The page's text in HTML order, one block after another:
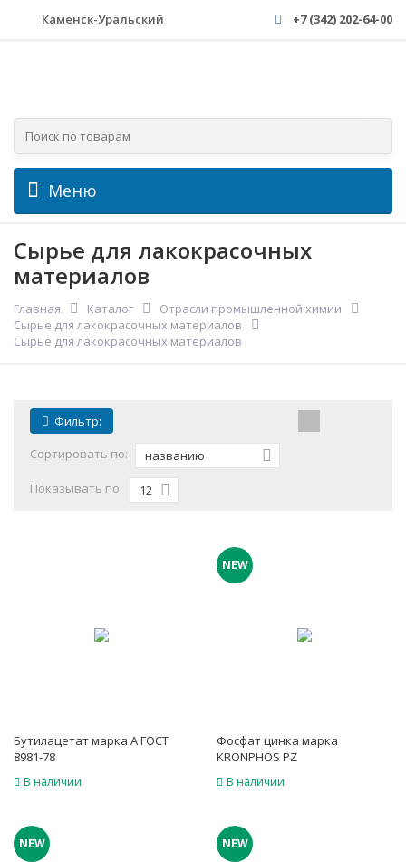
Каменск-Уральский +7 (342) 202-64-00
Меню
Сырье для лакокрасочных
материалов
Главная Каталог
Отрасли промышленной химии
Сырье для лакокрасочных материалов
Сырье для лакокрасочных материалов
Фильтр:
Сортировать по: названию
Показывать по: 12
Бутилацетат марка А ГОСТ
8981-78
В наличии
NEW
Фосфат цинка марка
KRONPHOS PZ
В наличии
NEW NEW